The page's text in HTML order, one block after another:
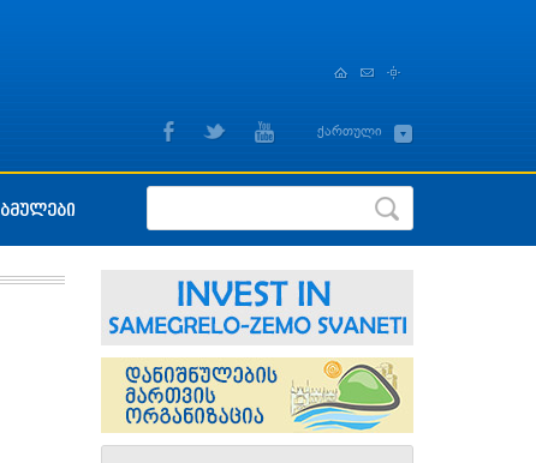
ქართული
English
ბმულები